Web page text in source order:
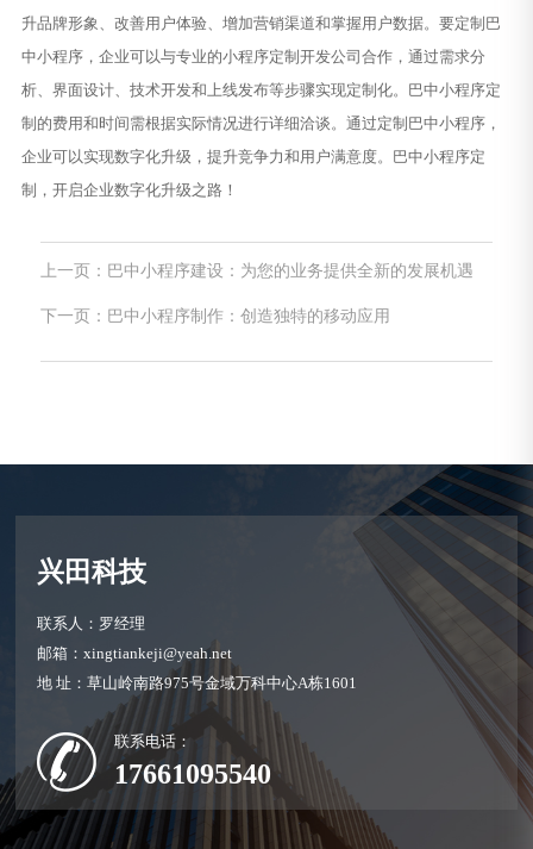
升品牌形象、改善用户体验、增加营销渠道和掌握用户数据。要定制巴
中小程序，企业可以与专业的小程序定制开发公司合作，通过需求分
析、界面设计、技术开发和上线发布等步骤实现定制化。巴中小程序定
制的费用和时间需根据实际情况进行详细洽谈。通过定制巴中小程序，
企业可以实现数字化升级，提升竞争力和用户满意度。巴中小程序定
制，开启企业数字化升级之路！
上一页：巴中小程序建设：为您的业务提供全新的发展机遇
下一页：巴中小程序制作：创造独特的移动应用
兴田科技
联系人：罗经理
邮箱：xingtiankeji@yeah.net
地 址：草山岭南路975号金域万科中心A栋1601
联系电话：
17661095540